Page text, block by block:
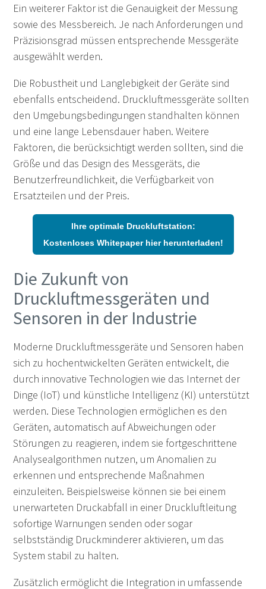
Ein weiterer Faktor ist die Genauigkeit der Messung
sowie des Messbereich. Je nach Anforderungen und
Präzisionsgrad müssen entsprechende Messgeräte
ausgewählt werden.
Die Robustheit und Langlebigkeit der Geräte sind
ebenfalls entscheidend. Druckluftmessgeräte sollten
den Umgebungsbedingungen standhalten können
und eine lange Lebensdauer haben. Weitere
Faktoren, die berücksichtigt werden sollten, sind die
Größe und das Design des Messgeräts, die
Benutzerfreundlichkeit, die Verfügbarkeit von
Ersatzteilen und der Preis.
Ihre optimale Druckluftstation:
Kostenloses Whitepaper hier herunterladen!
Die Zukunft von
Druckluftmessgeräten und
Sensoren in der Industrie
Moderne Druckluftmessgeräte und Sensoren haben
sich zu hochentwickelten Geräten entwickelt, die
durch innovative Technologien wie das Internet der
Dinge (IoT) und künstliche Intelligenz (KI) unterstützt
werden. Diese Technologien ermöglichen es den
Geräten, automatisch auf Abweichungen oder
Störungen zu reagieren, indem sie fortgeschrittene
Analysealgorithmen nutzen, um Anomalien zu
erkennen und entsprechende Maßnahmen
einzuleiten. Beispielsweise können sie bei einem
unerwarteten Druckabfall in einer Druckluftleitung
sofortige Warnungen senden oder sogar
selbstständig Druckminderer aktivieren, um das
System stabil zu halten.
Zusätzlich ermöglicht die Integration in umfassende